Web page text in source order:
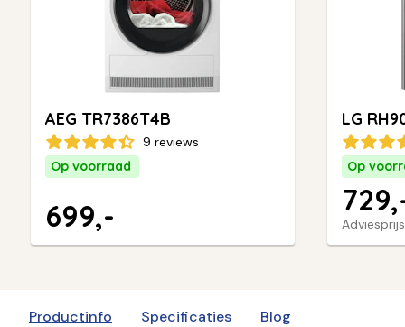
AEG TR7386T4B
9 reviews
Op voorraad
699,-
LG
Op
Productinfo Specificaties Blog